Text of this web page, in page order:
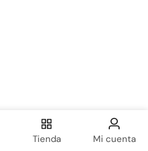
Tienda Mi cuenta